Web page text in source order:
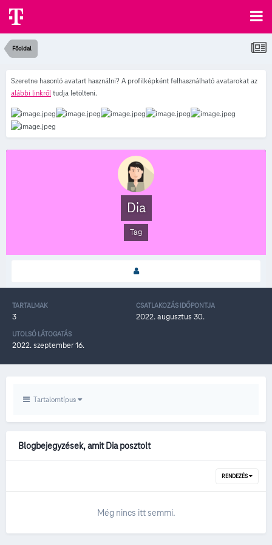
Főoldal
Szeretne hasonló avatart használni? A profilképként felhasználható avatarokat az
alábbi linkről tudja letölteni.
Dia
Tag
TARTALMAK
3
CSATLAKOZÁS IDŐPONTJA
2022. augusztus 30.
UTOLSÓ LÁTOGATÁS
2022. szeptember 16.
Tartalomtípus
Blogbejegyzések, amit Dia posztolt
RENDEZÉS
Még nincs itt semmi.